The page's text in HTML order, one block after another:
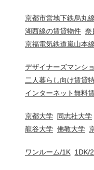
京都市営地下鉄烏丸
湖西線の賃貸物件 奈
京福電気鉄道嵐山本
デザイナーズマンシ
二人暮らし向け賃貸
インターネット無料
京都大学 同志社大学
龍谷大学 佛教大学
ワンルーム/1K 1DK/